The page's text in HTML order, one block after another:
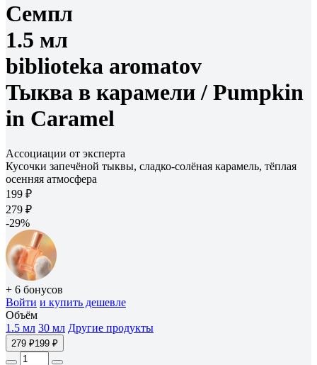
Семпл
1.5 мл
biblioteka aromatov
Тыква в карамели / Pumpkin
in Caramel
Ассоциации от эксперта
Кусочки запечёной тыквы, сладко-солёная карамель, тёплая
осенняя атмосфера
199 ₽
279 ₽
-29%
+ 6 бонусов
Войти и купить дешевле
Объём
1.5 мл 30 мл Другие продукты
279 ₽199 ₽